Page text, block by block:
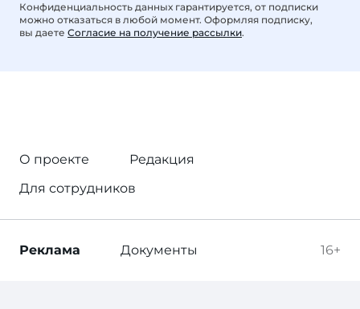
Конфиденциальность данных гарантируется, от подписки
можно отказаться в любой момент. Оформляя подписку,
вы даете Согласие на получение рассылки.
О проекте
Редакция
Для сотрудников
16+
Реклама Документы